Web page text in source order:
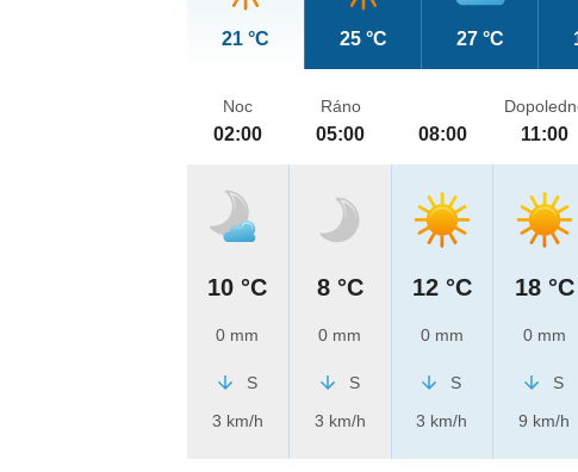
21 °C 25 °C 27 °C
Noc
02:00
10 °C
0 mm
S
3 km/h
Ráno
05:00
8 °C
0 mm
S
3 km/h
08:00
12 °C
0 mm
S
3 km/h
11:00
18 °C
0 mm
S
9 km/h